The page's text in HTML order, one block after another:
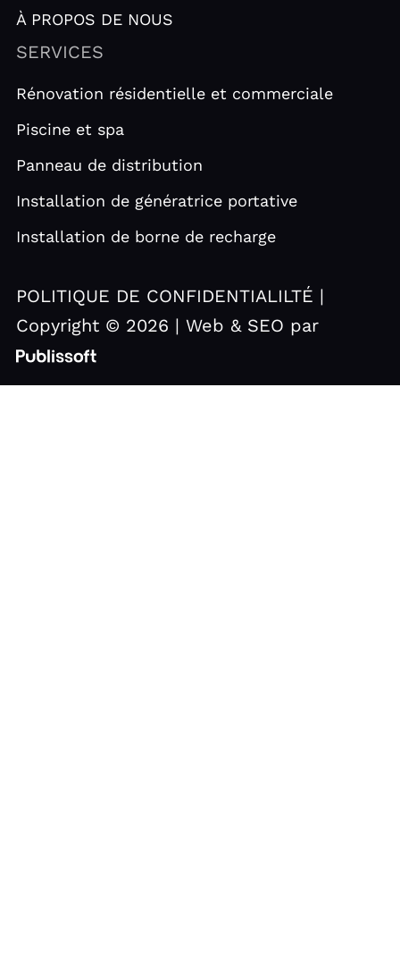
À PROPOS DE NOUS
SERVICES
Rénovation résidentielle et commerciale
Piscine et spa
Panneau de distribution
Installation de génératrice portative
Installation de borne de recharge
POLITIQUE DE CONFIDENTIALILTÉ |
Copyright © 2026 | Web & SEO par